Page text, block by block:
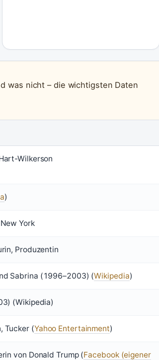
was nicht – die wichtigsten Daten
Wilkerson
)
York
Produzentin
Sabrina (1996–2003) (Wikipedia)
(Wikipedia)
Tucker (Yahoo Entertainment)
von Donald Trump (Facebook (eigener